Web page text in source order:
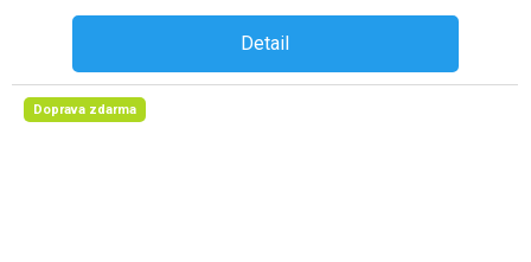
Detail
Doprava zdarma